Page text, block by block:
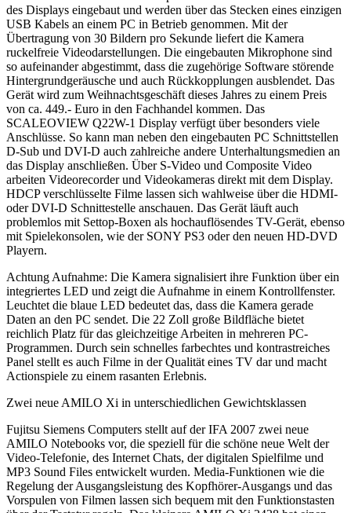
des Displays eingebaut und werden über das Stecken eines einzigen
USB Kabels an einem PC in Betrieb genommen. Mit der
Übertragung von 30 Bildern pro Sekunde liefert die Kamera
ruckelfreie Videodarstellungen. Die eingebauten Mikrophone sind
so aufeinander abgestimmt, dass die zugehörige Software störende
Hintergrundgeräusche und auch Rückkopplungen ausblendet. Das
Gerät wird zum Weihnachtsgeschäft dieses Jahres zu einem Preis
von ca. 449.- Euro in den Fachhandel kommen. Das
SCALEOVIEW Q22W-1 Display verfügt über besonders viele
Anschlüsse. So kann man neben den eingebauten PC Schnittstellen
D-Sub und DVI-D auch zahlreiche andere Unterhaltungsmedien an
das Display anschließen. Über S-Video und Composite Video
arbeiten Videorecorder und Videokameras direkt mit dem Display.
HDCP verschlüsselte Filme lassen sich wahlweise über die HDMI-
oder DVI-D Schnittestelle anschauen. Das Gerät läuft auch
problemlos mit Settop-Boxen als hochauflösendes TV-Gerät, ebenso
mit Spielekonsolen, wie der SONY PS3 oder den neuen HD-DVD
Playern.
Achtung Aufnahme: Die Kamera signalisiert ihre Funktion über ein
integriertes LED und zeigt die Aufnahme in einem Kontrollfenster.
Leuchtet die blaue LED bedeutet das, dass die Kamera gerade
Daten an den PC sendet. Die 22 Zoll große Bildfläche bietet
reichlich Platz für das gleichzeitige Arbeiten in mehreren PC-
Programmen. Durch sein schnelles farbechtes und kontrastreiches
Panel stellt es auch Filme in der Qualität eines TV dar und macht
Actionspiele zu einem rasanten Erlebnis.
Zwei neue AMILO Xi in unterschiedlichen Gewichtsklassen
Fujitsu Siemens Computers stellt auf der IFA 2007 zwei neue
AMILO Notebooks vor, die speziell für die schöne neue Welt der
Video-Telefonie, des Internet Chats, der digitalen Spielfilme und
MP3 Sound Files entwickelt wurden. Media-Funktionen wie die
Regelung der Ausgangsleistung des Kopfhörer-Ausgangs und das
Vorspulen von Filmen lassen sich bequem mit den Funktionstasten